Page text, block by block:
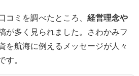
コミを調べたところ、 経営理念や
が多く見られました。さわかみフ
を航海に例えるメッセージが人々
す。